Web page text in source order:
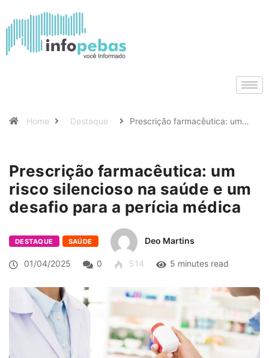
Home Destaque Prescrição farmacêutica: um…
Prescrição farmacêutica: um
risco silencioso na saúde e um
desafio para a perícia médica
DESTAQUE SAÚDE Deo Martins
01/04/2025 0 514 5 minutes read